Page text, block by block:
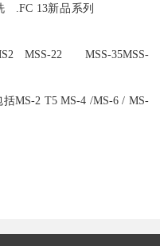
冲洗 .FC 13新品系列
MSS-22 MSS-35MSS-
MS-2 T5 MS-4 /MS-6 / MS-